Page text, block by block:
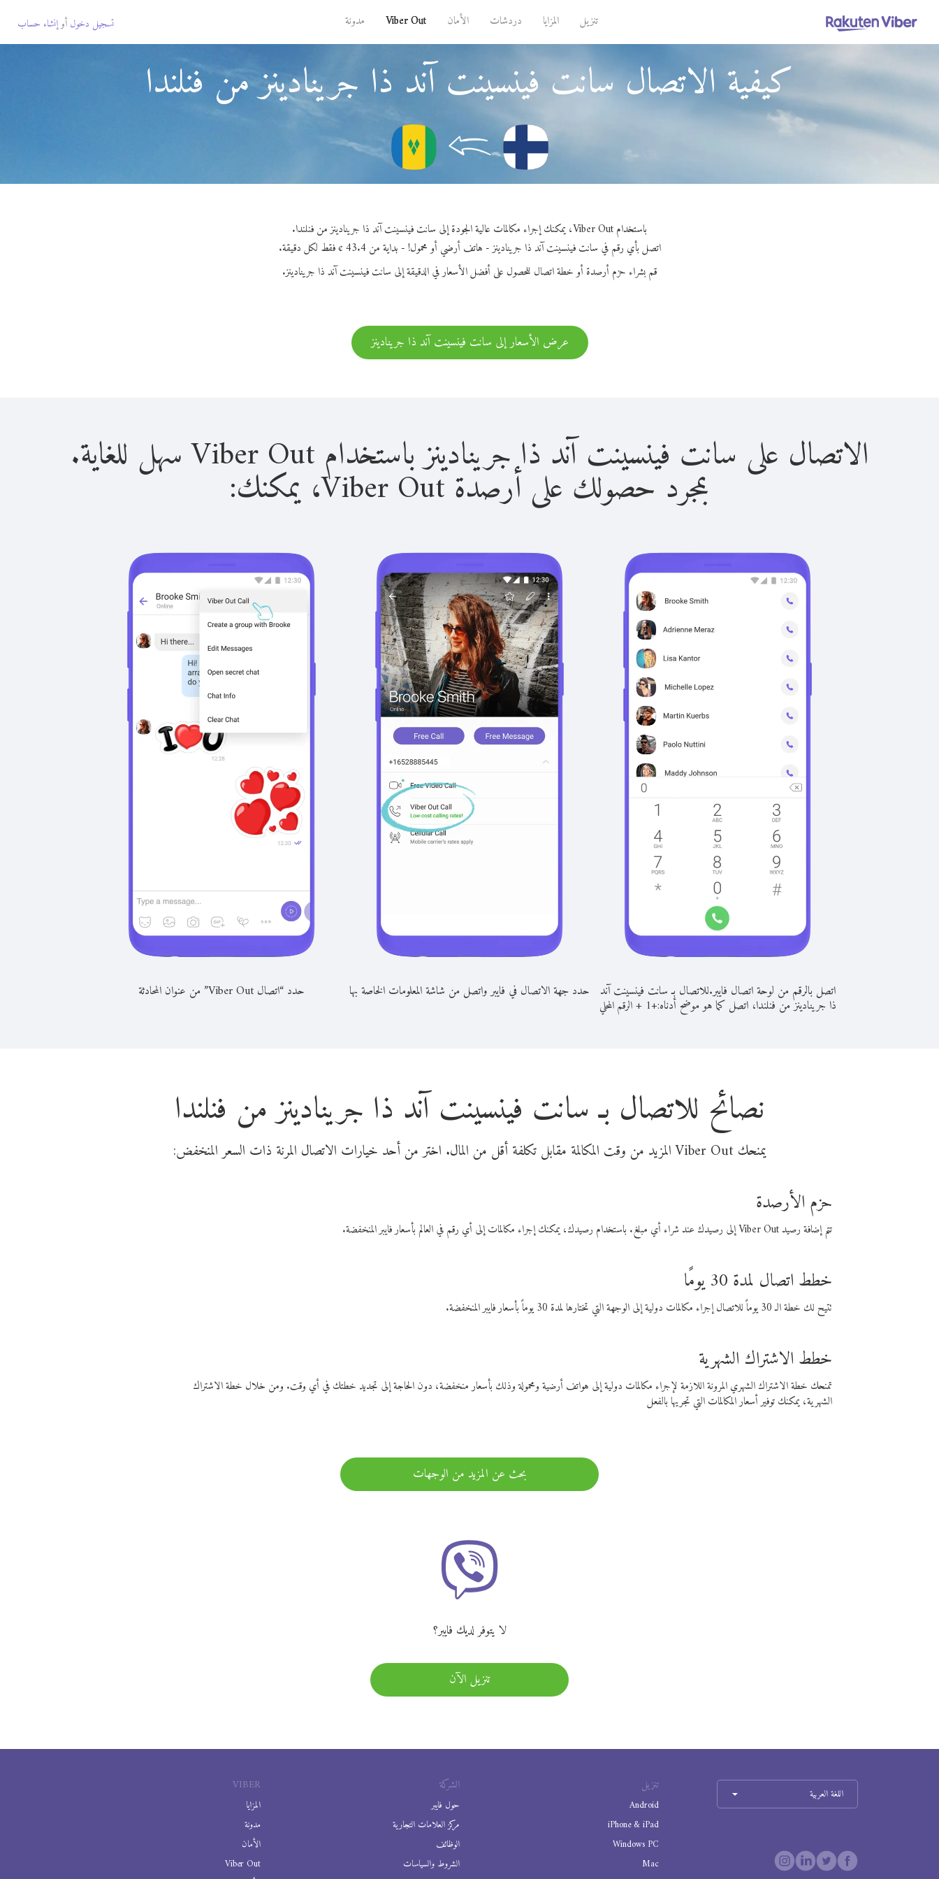
تنزيل المزايا دردشات الأمان Viber Out مدونة تسجيل دخول أوإنشاء حساب
كيفية الاتصال سانت فينسينت آند ذا جرينادينز من فنلندا
باستخدام Viber Out، يمكنك إجراء مكالمات عالية الجودة إلى سانت فينسينت آند ذا جرينادينز من فنلندا.
اتصل بأي رقم في سانت فينسينت آند ذا جرينادينز - هاتف أرضي أو محمول! - بداية من 43.4 ¢ فقط لكل دقيقة.
قم بشراء حزم أرصدة أو خطة اتصال للحصول على أفضل الأسعار في الدقيقة إلى سانت فينسينت آند ذا جرينادينز.
عرض الأسعار إلى سانت فينسينت آند ذا جرينادينز
الاتصال على سانت فينسينت آند ذا جرينادينز باستخدام Viber Out سهل للغاية.
بمجرد حصولك على أرصدة Viber Out، يمكنك:
اتصل بالرقم من لوحة اتصال فايبر.للاتصال بـ سانت فينسينت آند
ذا جرينادينز من فنلندا، اتصل كما هو موضح أدناه:+
1
+الرقم المحلي
حدد جهة الاتصال في فايبر واتصل من شاشة المعلومات الخاصة بها حدد “اتصال Viber Out” من عنوان المحادثة
نصائح للاتصال بـ سانت فينسينت آند ذا جرينادينز من فنلندا
يمنحك Viber Out المزيد من وقت المكالمة مقابل تكلفة أقل من المال. اختر من أحد خيارات الاتصال المرنة ذات السعر المنخفض:
حزم الأرصدة
تتم إضافة رصيد Viber Out إلى رصيدك عند شراء أي مبلغ. باستخدام رصيدك، يمكنك إجراء مكالمات إلى أي رقم في العالم بأسعار فايبر المنخفضة.
خطط اتصال لمدة 30 يومًا
تتيح لك خطة الـ 30 يوماً للاتصال إجراء مكالمات دولية إلى الوجهة التي تختارها لمدة 30 يوماً بأسعار فايبر المنخفضة.
خطط الاشتراك الشهرية
تمنحك خطة الاشتراك الشهري المرونة اللازمة لإجراء مكالمات دولية إلى هواتف أرضية ومحمولة وذلك بأسعار منخفضة، دون الحاجة إلى تجديد خطتك في أي وقت. ومن خلال خطة الاشتراك
الشهرية، يمكنك توفير أسعار المكالمات التي تجريها بالفعل
بحث عن المزيد من الوجهات
لا يتوفر لديك فايبر؟
تنزيل الآن
VIBER
المزايا
مدونة
الأمان
Viber Out
الشركة
حول فايبر
مركز العلامات التجارية
الوظائف
الشروط والسياسات
تنزيل
Android
iPhone & iPad
Windows PC
Mac
اللغة العربية